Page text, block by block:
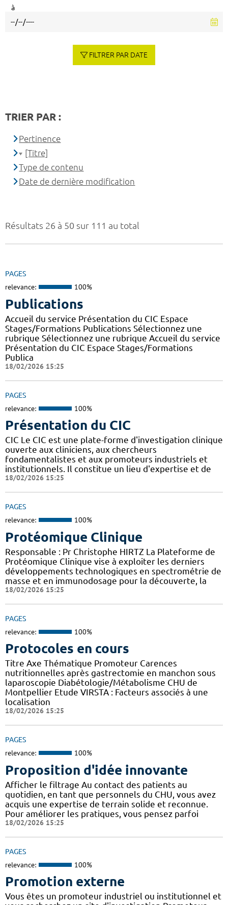
Résultats 26 à 50 sur 111 au total
PAGES
relevance: 100%
Publications
Accueil du service Présentation du CIC Espace
Stages/Formations Publications Sélectionnez une
rubrique Sélectionnez une rubrique Accueil du service
Présentation du CIC Espace Stages/Formations
Publica
18/02/2026 15:25
PAGES
relevance: 100%
Présentation du CIC
CIC Le CIC est une plate-forme d'investigation clinique
ouverte aux cliniciens, aux chercheurs
fondamentalistes et aux promoteurs industriels et
institutionnels. Il constitue un lieu d'expertise et de
18/02/2026 15:25
PAGES
relevance: 100%
Protéomique Clinique
Responsable : Pr Christophe HIRTZ La Plateforme de
Protéomique Clinique vise à exploiter les derniers
développements technologiques en spectrométrie de
masse et en immunodosage pour la découverte, la
18/02/2026 15:25
PAGES
relevance: 100%
Protocoles en cours
Titre Axe Thématique Promoteur Carences
nutritionnelles après gastrectomie en manchon sous
laparoscopie Diabétologie/Métabolisme CHU de
Montpellier Etude VIRSTA : Facteurs associés à une
localisation
18/02/2026 15:25
PAGES
relevance: 100%
Proposition d'idée innovante
Afficher le filtrage Au contact des patients au
quotidien, en tant que personnels du CHU, vous avez
acquis une expertise de terrain solide et reconnue.
Pour améliorer les pratiques, vous pensez parfoi
18/02/2026 15:25
PAGES
relevance: 100%
Promotion externe
Vous êtes un promoteur industriel ou institutionnel et
à
FILTRER PAR DATE
TRIER PAR :
Pertinence
[Titre]
Type de contenu
Date de dernière modification